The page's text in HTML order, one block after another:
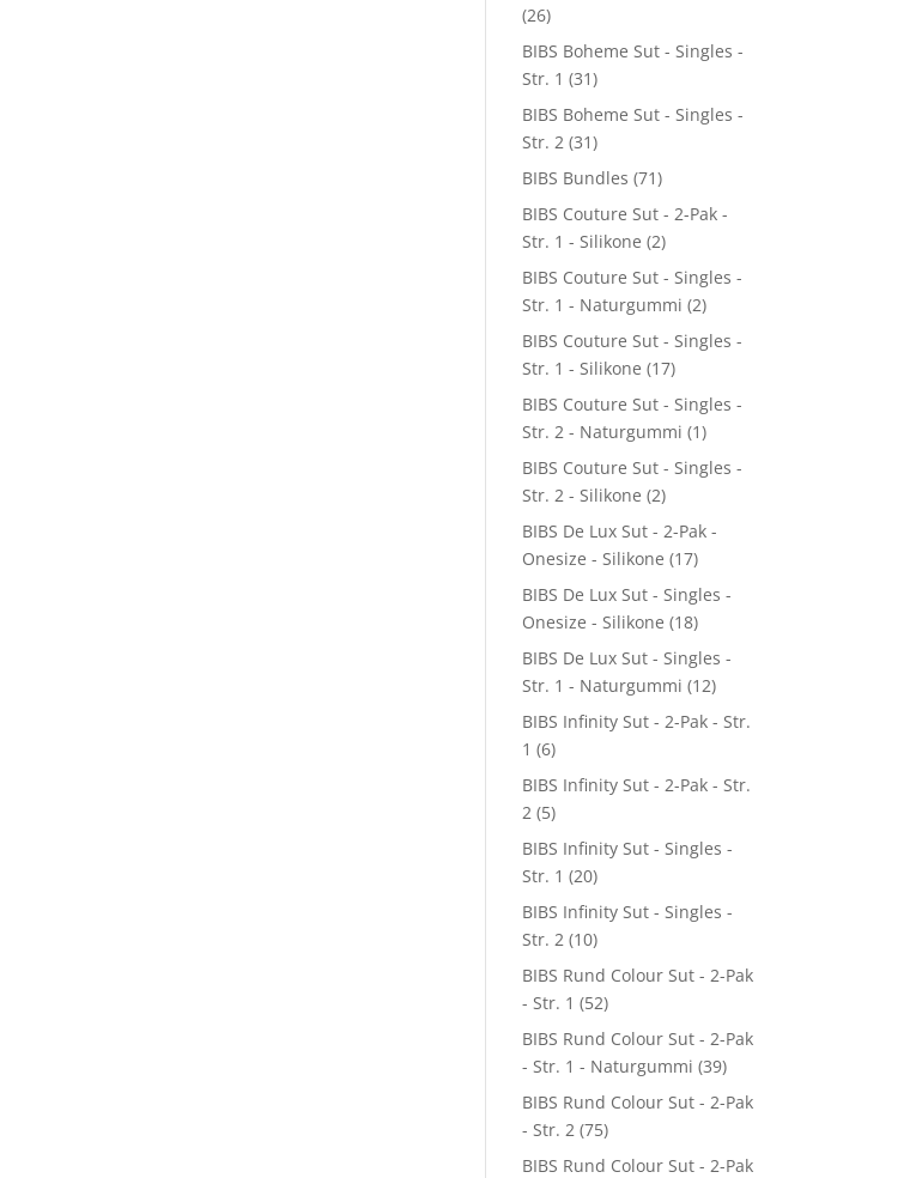
(26)
BIBS Boheme Sut - Singles -
Str. 1 (31)
BIBS Boheme Sut - Singles -
Str. 2 (31)
BIBS Bundles (71)
BIBS Couture Sut - 2-Pak -
Str. 1 - Silikone (2)
BIBS Couture Sut - Singles -
Str. 1 - Naturgummi (2)
BIBS Couture Sut - Singles -
Str. 1 - Silikone (17)
BIBS Couture Sut - Singles -
Str. 2 - Naturgummi (1)
BIBS Couture Sut - Singles -
Str. 2 - Silikone (2)
BIBS De Lux Sut - 2-Pak -
Onesize - Silikone (17)
BIBS De Lux Sut - Singles -
Onesize - Silikone (18)
BIBS De Lux Sut - Singles -
Str. 1 - Naturgummi (12)
BIBS Infinity Sut - 2-Pak - Str.
1 (6)
BIBS Infinity Sut - 2-Pak - Str.
2 (5)
BIBS Infinity Sut - Singles -
Str. 1 (20)
BIBS Infinity Sut - Singles -
Str. 2 (10)
BIBS Rund Colour Sut - 2-Pak
- Str. 1 (52)
BIBS Rund Colour Sut - 2-Pak
- Str. 1 - Naturgummi (39)
BIBS Rund Colour Sut - 2-Pak
- Str. 2 (75)
BIBS Rund Colour Sut - 2-Pak